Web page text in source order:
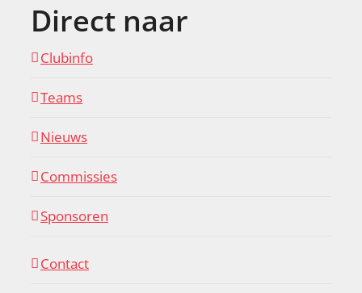
Direct naar
Clubinfo
Teams
Nieuws
Commissies
Sponsoren
Contact